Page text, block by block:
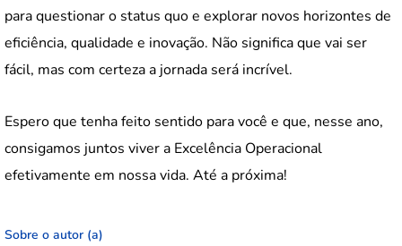
para questionar o status quo e explorar novos horizontes de
eficiência, qualidade e inovação. Não significa que vai ser
fácil, mas com certeza a jornada será incrível.
Espero que tenha feito sentido para você e que, nesse ano,
consigamos juntos viver a Excelência Operacional
efetivamente em nossa vida. Até a próxima!
Sobre o autor (a)